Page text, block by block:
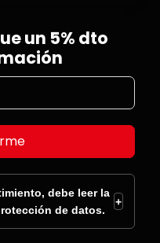
un 5% dto
debe leer la
de datos.
+